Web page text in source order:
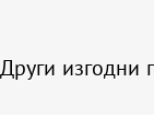
Други изгодни